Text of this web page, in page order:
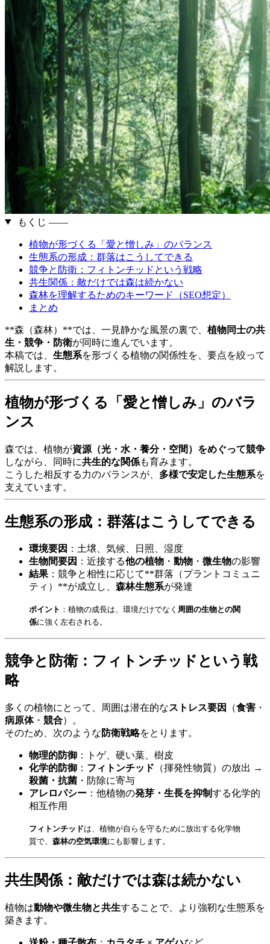
もくじ ――
植物が形づくる「愛と憎しみ」のバランス
生態系の形成：群落はこうしてできる
競争と防衛：フィトンチッドという戦略
共生関係：敵だけでは森は続かない
森林を理解するためのキーワード（SEO想定）
まとめ
**森（森林）**では、一見静かな風景の裏で、 植物同士の共
生・競争・防衛が同時に進んでいます。
本稿では、 生態系を形づくる植物の関係性を、要点を絞って
解説します。
植物が形づくる「愛と憎しみ」のバラ
ンス
森では、植物が資源（光・水・養分・空間）をめぐって競争
しながら、同時に共生的な関係も育みます。
こうした相反する力のバランスが、 多様で安定した生態系を
支えています。
生態系の形成：群落はこうしてできる
環境要因 ：土壌、気候、日照、湿度
生物間要因 ：近接する他の植物 ・ 動物 ・ 微生物の影響
結果：競争と相性に応じて**群落（プラントコミュニ
ティ）**が成立し、 森林生態系が発達
ポイント ：植物の成長は、環境だけでなく 周囲の生物との関
係に強く左右される。
競争と防衛：フィトンチッドという戦
略
多くの植物にとって、周囲は潜在的なストレス要因 （食害 ・
病原体・ 競合）。
そのため、次のような 防衛戦略をとります。
物理的防御 ：トゲ、硬い葉、樹皮
化学的防御 ： フィトンチッド （揮発性物質）の放出 →
殺菌・抗菌 ・防除に寄与
アレロパシー ：他植物の発芽・生長を抑制する化学的
相互作用
フィトンチッドは、植物が自らを守るために放出する化学物
質で、 森林の空気環境にも影響します。
共生関係：敵だけでは森は続かない
植物は動物や微生物と共生することで、より強靭な生態系を
築きます。